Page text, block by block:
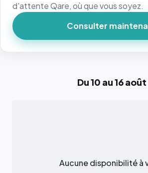
Du 10 au 16 août
Aucune disponibilité à
d'attente Qare, où que vous soyez.
Consulter